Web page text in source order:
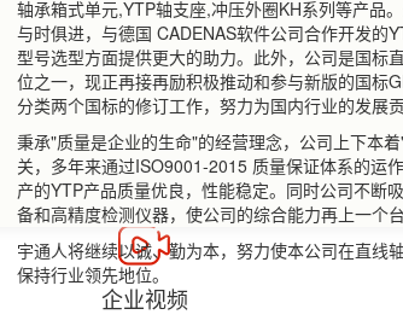
轴承箱式单元,YTP轴支座,冲压外圈KH系列等产品
与时俱进，与德国 CADENAS软件公司合作开发的
型号选型方面提供更大的助力。此外，公司是国
位之一，现正再接再励积极推动和参与新版的国标
分类两个国标的修订工作，努力为国内行业的发展
秉承"质量是企业的生命"的经营理念，公司上下本
关，多年来通过ISO9001-2015 质量保证体系的运
产的YTP产品质量优良，性能稳定。同时公司不断
备和高精度检测仪器，使公司的综合能力再上一个台
宇通人将继续以诚、勤为本，努力使本公司在直线
保持行业领先地位。
企业视频